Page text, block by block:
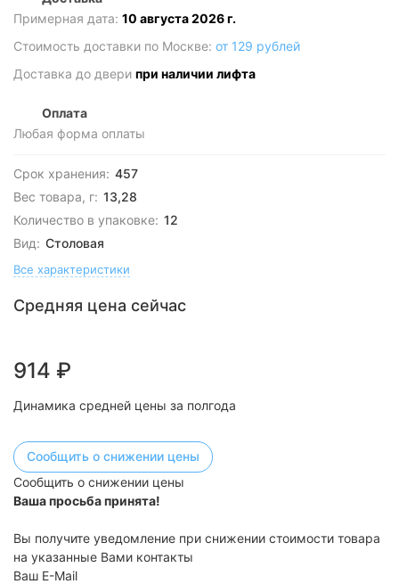
Примерная дата: 10 августа 2026 г.
Стоимость доставки по Москве: от 129 рублей
Доставка до двери при наличии лифта
Оплата
Любая форма оплаты
Срок хранения: 457
Вес товара, г: 13,28
Количество в упаковке: 12
Вид: Столовая
Все характеристики
Средняя цена сейчас
914 ₽
Динамика средней цены за полгода
Сообщить о снижении цены
Сообщить о снижении цены
Ваша просьба принята!
Вы получите уведомление при снижении стоимости товара
на указанные Вами контакты
Ваш E-Mail